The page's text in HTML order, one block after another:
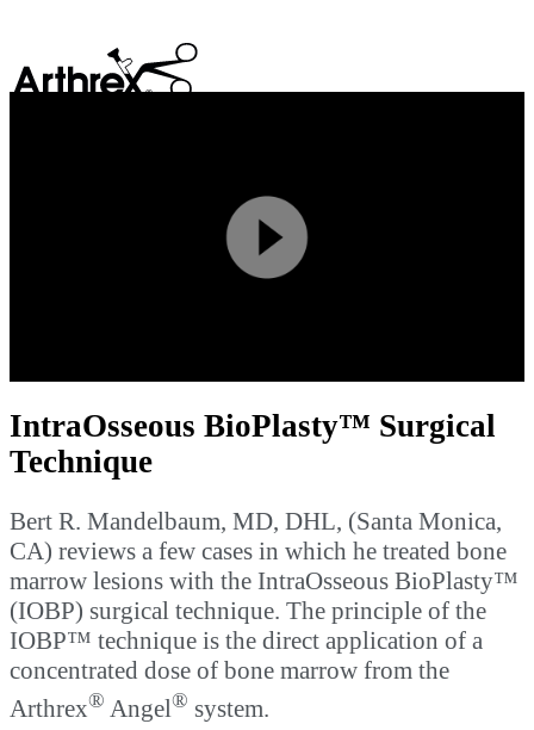
Play
Video
IntraOsseous BioPlasty™ Surgical
Technique
Bert R. Mandelbaum, MD, DHL, (Santa Monica,
CA) reviews a few cases in which he treated bone
marrow lesions with the IntraOsseous BioPlasty™
(IOBP) surgical technique. The principle of the
IOBP™ technique is the direct application of a
concentrated dose of bone marrow from the
Arthrex® Angel® system.